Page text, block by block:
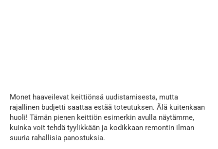
Monet haaveilevat keittiönsä uudistamisesta, mutta
rajallinen budjetti saattaa estää toteutuksen. Älä kuitenkaan
huoli! Tämän pienen keittiön esimerkin avulla näytämme,
kuinka voit tehdä tyylikkään ja kodikkaan remontin ilman
suuria rahallisia panostuksia.